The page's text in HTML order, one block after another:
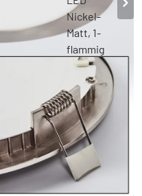
Nickel-Matt, 1-
37.95